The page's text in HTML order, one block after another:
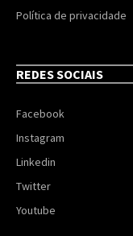
Política de privacidade
REDES SOCIAIS
Facebook
Instagram
Linkedin
Twitter
Youtube